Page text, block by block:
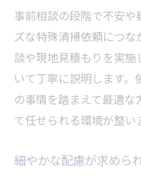
事前相談の段階で不安
ズな特殊清掃依頼につ
談や現地見積もりを実
いて丁寧に説明します
の事情を踏まえて最適
て任せられる環境が整い
細やかな配慮が求めら